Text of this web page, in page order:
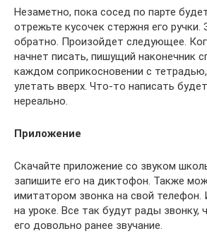
Незаметно, пока сосед по парте
отрежьте кусочек стержня его ручки.
обратно. Произойдет следующее.
начнет писать, пишущий наконечник
каждом соприкосновении с
улетать вверх. Что-то написать
нереально.
Приложение
Скачайте приложение со звуком
запишите его на диктофон. Также
имитатором звонка на свой телефон.
на уроке. Все так будут рады звонку,
его довольно ранее звучание.